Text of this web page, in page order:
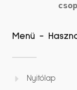
Menü -
Nyitólap